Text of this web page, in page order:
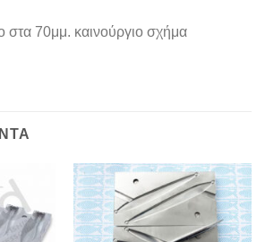
στα 70μμ. καινούργιο σχήμα